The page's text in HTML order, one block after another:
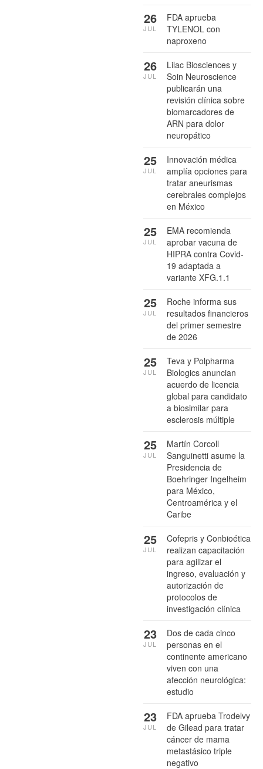
FDA aprueba
TYLENOL con
naproxeno
26
JUL
Lilac Biosciences y
Soin Neuroscience
publicarán una
revisión clínica sobre
biomarcadores de
ARN para dolor
neuropático
26
JUL
Innovación médica
amplía opciones para
tratar aneurismas
cerebrales complejos
en México
25
JUL
EMA recomienda
aprobar vacuna de
HIPRA contra Covid-
19 adaptada a
variante XFG.1.1
25
JUL
Roche informa sus
resultados financieros
del primer semestre
de 2026
25
JUL
Teva y Polpharma
Biologics anuncian
acuerdo de licencia
global para candidato
a biosimilar para
esclerosis múltiple
25
JUL
Martín Corcoll
Sanguinetti asume la
Presidencia de
Boehringer Ingelheim
para México,
Centroamérica y el
Caribe
25
JUL
Cofepris y Conbioética
realizan capacitación
para agilizar el
ingreso, evaluación y
autorización de
protocolos de
investigación clínica
25
JUL
Dos de cada cinco
personas en el
continente americano
viven con una
afección neurológica:
estudio
23
JUL
FDA aprueba Trodelvy
de Gilead para tratar
cáncer de mama
metastásico triple
negativo
23
JUL